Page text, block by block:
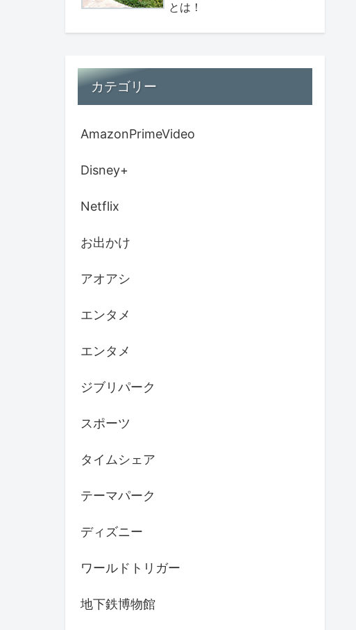
とは！
カテゴリー
AmazonPrimeVideo
Disney+
Netflix
お出かけ
アオアシ
エンタメ
エンタメ
ジブリパーク
スポーツ
タイムシェア
テーマパーク
ディズニー
ワールドトリガー
地下鉄博物館